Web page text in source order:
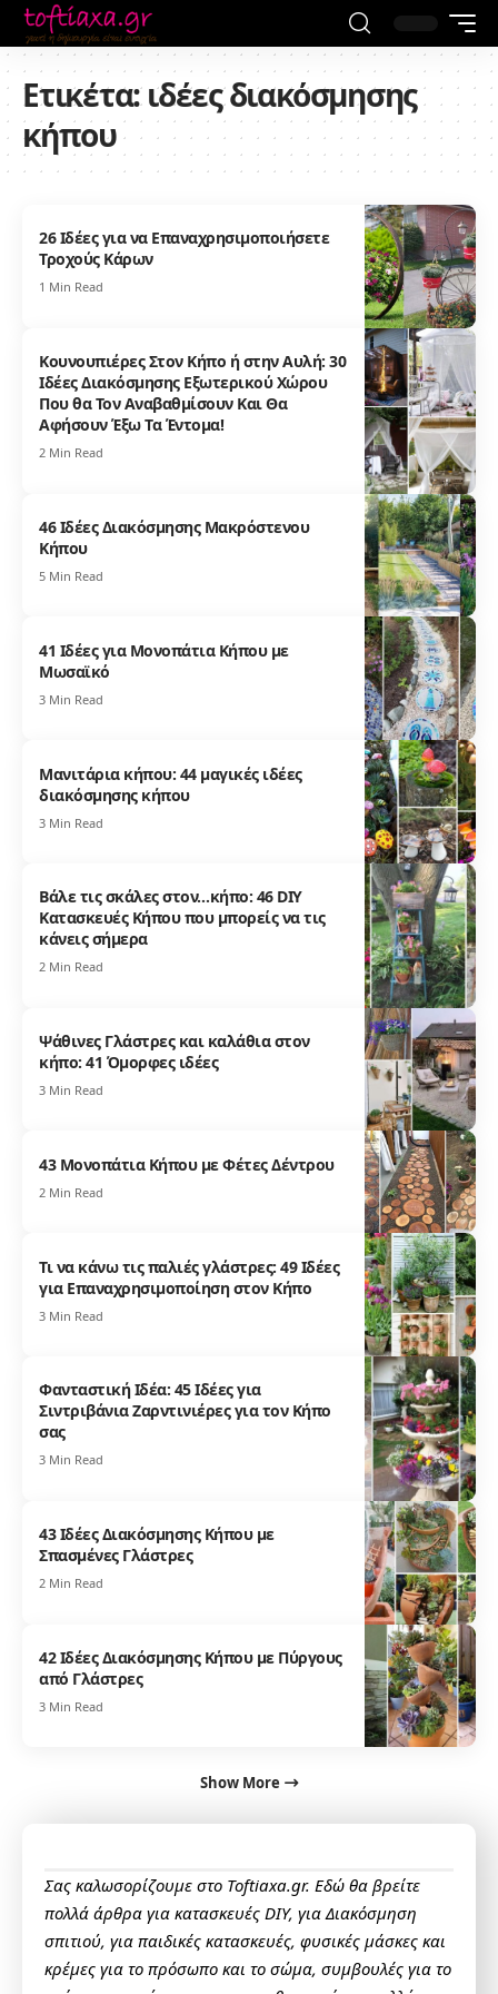
Ετικέτα:ιδέες διακόσμησης
κήπου
26 Ιδέες για να Επαναχρησιμοποιήσετε
Τροχούς Κάρων
1 Min Read
Κουνουπιέρες Στον Κήπο ή στην Αυλή: 30
Ιδέες Διακόσμησης Εξωτερικού Χώρου
Που θα Τον Αναβαθμίσουν Και Θα
Αφήσουν Έξω Τα Έντομα!
2 Min Read
46 Ιδέες Διακόσμησης Μακρόστενου
Κήπου
5 Min Read
41 Ιδέες για Μονοπάτια Κήπου με
Μωσαϊκό
3 Min Read
Μανιτάρια κήπου: 44 μαγικές ιδέες
διακόσμησης κήπου
3 Min Read
Βάλε τις σκάλες στον…κήπο: 46 DIY
Κατασκευές Κήπου που μπορείς να τις
κάνεις σήμερα
2 Min Read
Ψάθινες Γλάστρες και καλάθια στον
κήπο: 41 Όμορφες ιδέες
3 Min Read
43 Μονοπάτια Κήπου με Φέτες Δέντρου
2 Min Read
Τι να κάνω τις παλιές γλάστρες: 49 Ιδέες
για Επαναχρησιμοποίηση στον Κήπο
3 Min Read
Φανταστική Ιδέα: 45 Ιδέες για
Σιντριβάνια Ζαρντινιέρες για τον Κήπο
σας
3 Min Read
43 Ιδέες Διακόσμησης Κήπου με
Σπασμένες Γλάστρες
2 Min Read
42 Ιδέες Διακόσμησης Κήπου με Πύργους
από Γλάστρες
3 Min Read
Show More
Σας καλωσορίζουμε στο Toftiaxa.gr. Εδώ θα βρείτε
πολλά άρθρα για κατασκευές DIY, για Διακόσμηση
σπιτιού, για παιδικές κατασκευές, φυσικές μάσκες και
κρέμες για το πρόσωπο και το σώμα, συμβουλές για το